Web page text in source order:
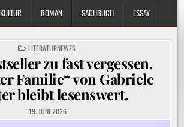
KULTUR ROMAN SACHBUCH ESSAY
POSTED
IN
LITERATURNEWZS
zu fast vergessen.
Familie“ von Gabriele
bleibt lesenswert.
19. JUNI 2026